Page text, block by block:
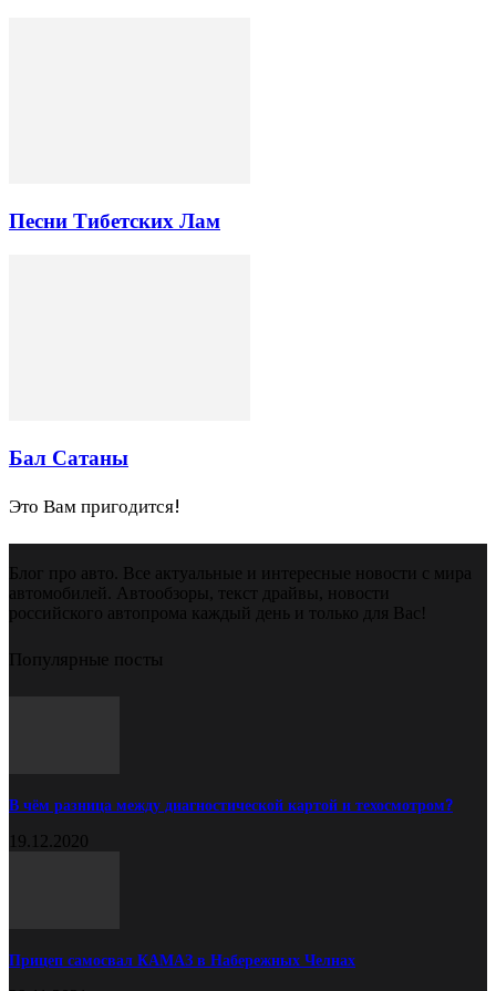
Песни Тибетских Лам
Бал Сатаны
Это Вам пригодится!
Блог про авто. Все актуальные и интересные новости с мира
автомобилей. Автообзоры, текст драйвы, новости
российского автопрома каждый день и только для Вас!
Популярные посты
В чём разница между диагностической картой и техосмотром?
19.12.2020
Прицеп самосвал КАМАЗ в Набережных Челнах